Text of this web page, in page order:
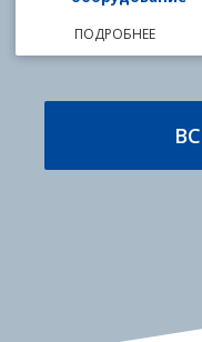
ПОДРОБНЕЕ